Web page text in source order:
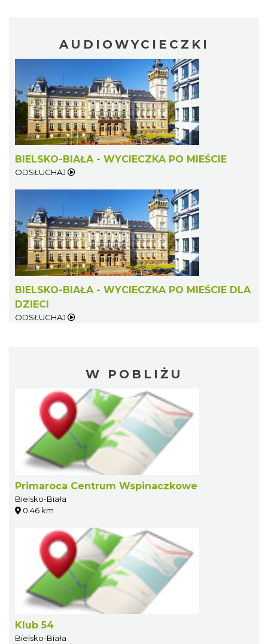
AUDIOWYCIECZKI
BIELSKO-BIAŁA - WYCIECZKA PO MIEŚCIE
ODSŁUCHAJ
BIELSKO-BIAŁA - WYCIECZKA PO MIEŚCIE DLA
DZIECI
ODSŁUCHAJ
W POBLIŻU
Primaroca Centrum Wspinaczkowe
Bielsko-Biała
0.46 km
Klub 54
Bielsko-Biała